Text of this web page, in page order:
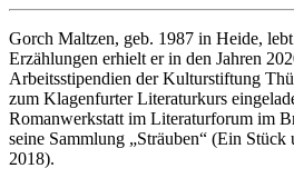
Gorch Maltzen, geb. 1987 in Heide,
Erzählungen erhielt er in den Jahren
Arbeitsstipendien der Kulturstiftung
zum Klagenfurter Literaturkurs
Romanwerkstatt im Literaturforum im
seine Sammlung „Sträuben“ (Ein Stück
2018).